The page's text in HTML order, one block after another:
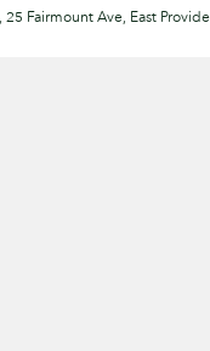
Fairmount Ave, East